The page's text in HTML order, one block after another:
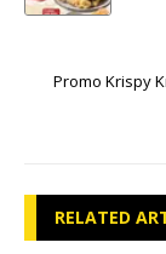
Promo Krispy
RELATED